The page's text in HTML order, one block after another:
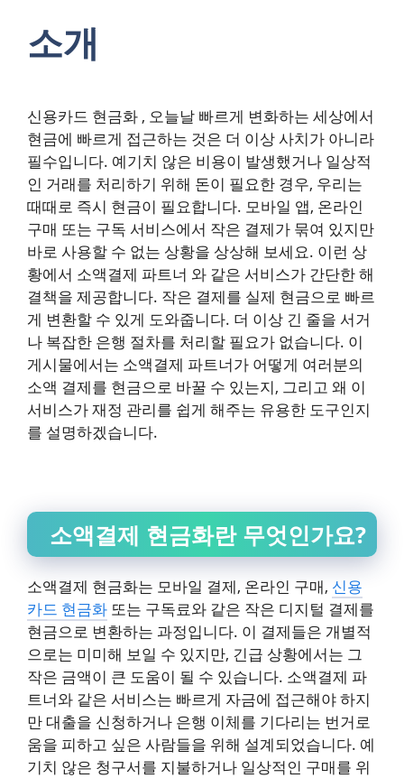
소개
신용카드 현금화 , 오늘날 빠르게 변화하는 세상에서
현금에 빠르게 접근하는 것은 더 이상 사치가 아니라
필수입니다. 예기치 않은 비용이 발생했거나 일상적
인 거래를 처리하기 위해 돈이 필요한 경우, 우리는
때때로 즉시 현금이 필요합니다. 모바일 앱, 온라인
구매 또는 구독 서비스에서 작은 결제가 묶여 있지만
바로 사용할 수 없는 상황을 상상해 보세요. 이런 상
황에서 소액결제 파트너 와 같은 서비스가 간단한 해
결책을 제공합니다. 작은 결제를 실제 현금으로 빠르
게 변환할 수 있게 도와줍니다. 더 이상 긴 줄을 서거
나 복잡한 은행 절차를 처리할 필요가 없습니다. 이
게시물에서는 소액결제 파트너가 어떻게 여러분의
소액 결제를 현금으로 바꿀 수 있는지, 그리고 왜 이
서비스가 재정 관리를 쉽게 해주는 유용한 도구인지
를 설명하겠습니다.
소액결제 현금화란 무엇인가요?
소액결제 현금화는 모바일 결제, 온라인 구매, 신용
카드 현금화 또는 구독료와 같은 작은 디지털 결제를
현금으로 변환하는 과정입니다. 이 결제들은 개별적
으로는 미미해 보일 수 있지만, 긴급 상황에서는 그
작은 금액이 큰 도움이 될 수 있습니다. 소액결제 파
트너와 같은 서비스는 빠르게 자금에 접근해야 하지
만 대출을 신청하거나 은행 이체를 기다리는 번거로
움을 피하고 싶은 사람들을 위해 설계되었습니다. 예
기치 않은 청구서를 지불하거나 일상적인 구매를 위